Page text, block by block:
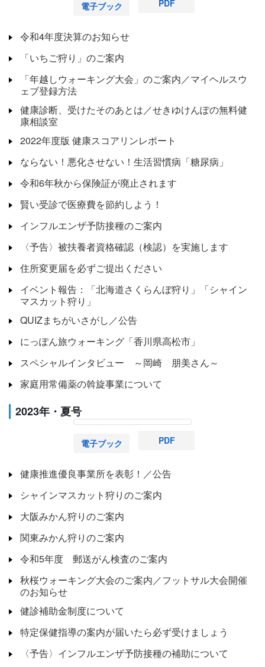
電子ブック PDF
令和4年度決算のお知らせ
「いちご狩り」のご案内
「年越しウォーキング大会」のご案内／マイヘルスウ
ェブ登録方法
健康診断、受けたそのあとは／せきゆけんぽの無料健
康相談室
2022年度版 健康スコアリンレポート
ならない！悪化させない！生活習慣病「糖尿病」
令和6年秋から保険証が廃止されます
賢い受診で医療費を節約しよう！
インフルエンザ予防接種のご案内
〈予告〉被扶養者資格確認（検認）を実施します
住所変更届を必ずご提出ください
イベント報告：「北海道さくらんぼ狩り」「シャイン
マスカット狩り」
QUIZまちがいさがし／公告
にっぽん旅ウォーキング「香川県高松市」
スペシャルインタビュー ～岡崎 朋美さん～
家庭用常備薬の斡旋事業について
2023年・夏号
電子ブック PDF
健康推進優良事業所を表彰！／公告
シャインマスカット狩りのご案内
大阪みかん狩りのご案内
関東みかん狩りのご案内
令和5年度 郵送がん検査のご案内
秋桜ウォーキング大会のご案内／フットサル大会開催
のお知らせ
健診補助金制度について
特定保健指導の案内が届いたら必ず受けましょう
〈予告〉インフルエンザ予防接種の補助について